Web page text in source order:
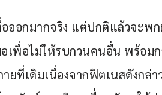
อออกมากจริง แต่ปกติแล้วจะ
เพื่อไม่ให้รบกวนคนอื่น พร้อมก
ยที่เดิมเนื่องจากฟิตเนสดังกล่